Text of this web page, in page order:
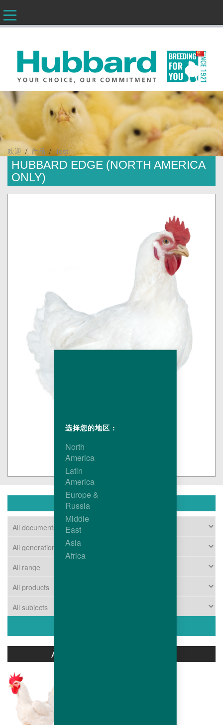
CN
欢迎/产品 / Test
HUBBARD EDGE (NORTH AMERICA
ONLY)
ASSOCIATED PRODUCTS
选择您的地区 :
North
America
Latin
America
Europe &
Russia
Middle
East
Asia
Africa